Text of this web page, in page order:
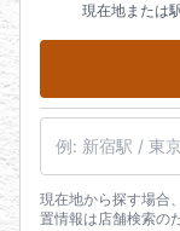
現在地または
現在地から探す場合
置情報は店舗検索の